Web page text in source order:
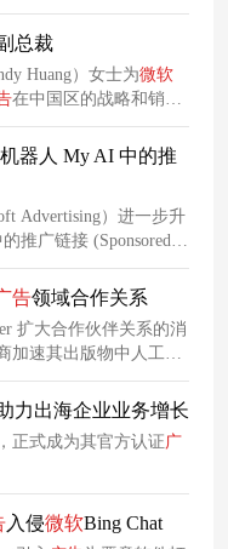
软的搜索和展示广告产
计划。InMobi和
不断为企业提供人群
企业加速数字化转型。
大，目前
总裁
Huang）女士为微软
在中国区的战略和销售
器人 My AI 中的推
Advertising）进一步升
推广链接 (Sponsored
告领域合作关系
扩大合作伙伴关系的消
加速其出版物中人工智
将如何采用
，将现有的合作伙伴关
消费者可以找到信息
的 AI 项目提供动
AI 助手 Hey 等项目为
力出海企业业务增长
正式成为其官方认证广
入侵微软Bing Chat